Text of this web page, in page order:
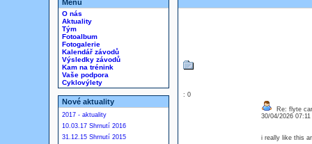
Menu
O nás
Aktuality
Tým
Fotoalbum
Fotogalerie
Kalendář závodů
Výsledky závodů
Kam na trénink
Vaše podpora
Cyklovýlety
Nové aktuality
2017 - aktuality
10.03.17 Shrnutí 2016
31.12.15 Shrnutí 2015
: 0
Re: flyte
30/04/2026
i really like this